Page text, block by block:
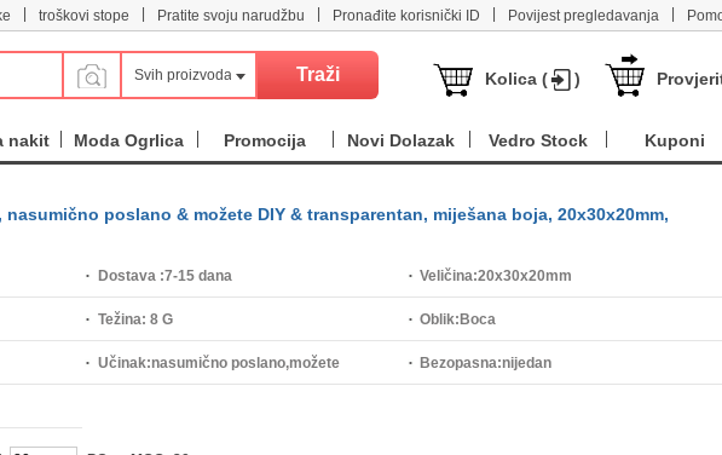
troškovi stope Pratite svoju narudžbu Pronađite korisnički ID Povijest pregledavanja
Svih proizvoda Kolica ( )
nakit Moda Ogrlica Promocija Novi Dolazak Vedro Stock Kuponi
poslano & možete DIY & transparentan, miješana boja, 20x30x20mm,
Dostava :7-15 dana Veličina:20x30x20mm
Težina: 8 G Oblik: Boca
Učinak:nasumično poslano,možete Bezopasna:nijedan